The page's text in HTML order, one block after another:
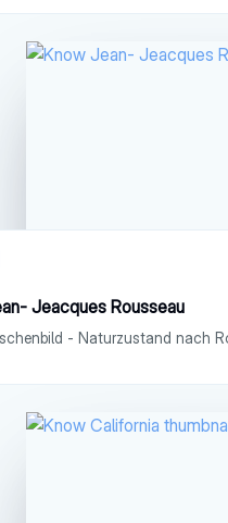
Jeacques Rousseau